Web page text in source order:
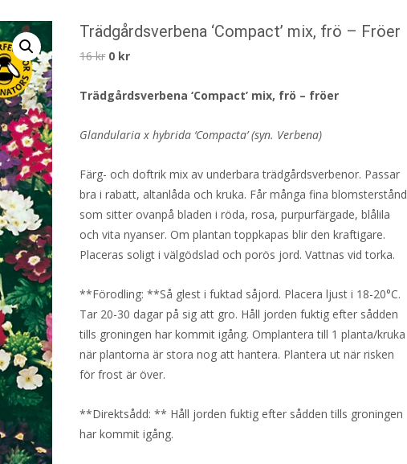
Trädgårdsverbena ‘Compact’ mix, frö – Fröer
16kr Det
priset
16 kr.
0 krDet
priset
0 kr.
Trädgårdsverbena ‘Compact’ mix, frö – fröer
Glandularia x hybrida ‘Compacta’ (syn. Verbena)
Färg- och doftrik mix av underbara trädgårdsverbenor. Passar
bra i rabatt, altanlåda och kruka. Får många fina blomsterstånd
som sitter ovanpå bladen i röda, rosa, purpurfärgade, blålila
och vita nyanser. Om plantan toppkapas blir den kraftigare.
Placeras soligt i välgödslad och porös jord. Vattnas vid torka.
**Förodling: **Så glest i fuktad såjord. Placera ljust i 18-20°C.
Tar 20-30 dagar på sig att gro. Håll jorden fuktig efter sådden
tills groningen har kommit igång. Omplantera till 1 planta/kruka
när plantorna är stora nog att hantera. Plantera ut när risken
för frost är över.
**Direktsådd: ** Håll jorden fuktig efter sådden tills groningen
har kommit igång.